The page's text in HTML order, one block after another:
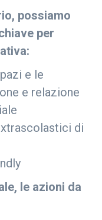
possiamo
per
e le
e relazione
di
le azioni da